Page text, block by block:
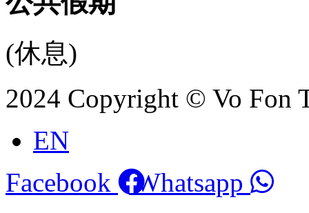
(休息)
2024 Copyright © Vo Fon
EN
Facebook
Whatsapp